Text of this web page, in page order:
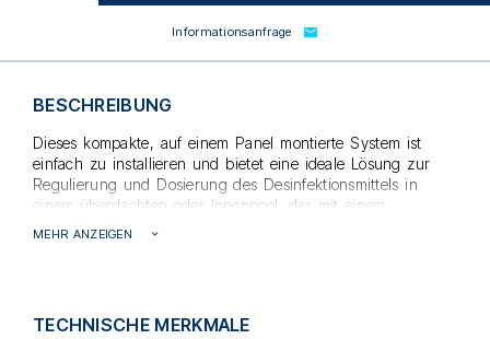
BESCHREIBUNG
Dieses kompakte, auf einem Panel montierte System ist
einfach zu installieren und bietet eine ideale Lösung zur
Regulierung und Dosierung des Desinfektionsmittels in
einem überdachten oder Innenpool, der mit einem
Salzelektrolysegerät ausgestattet ist.
untergebracht, was eine hohe Sicherheit gewährleistet. Das
MEHR ANZEIGEN
Informationsanfrage
TECHNISCHE MERKMALE